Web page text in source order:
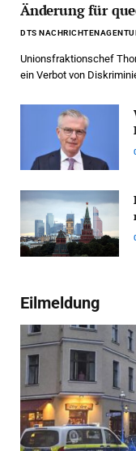
Änderung für
DTS
Unionsfraktionschef
ein Verbot von
Eilmeldung